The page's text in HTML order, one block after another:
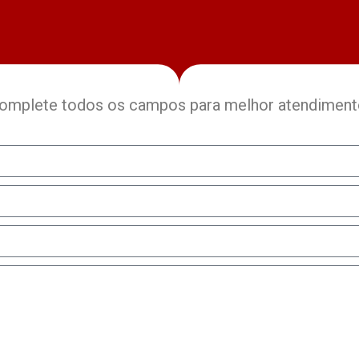
todos os campos para melhor